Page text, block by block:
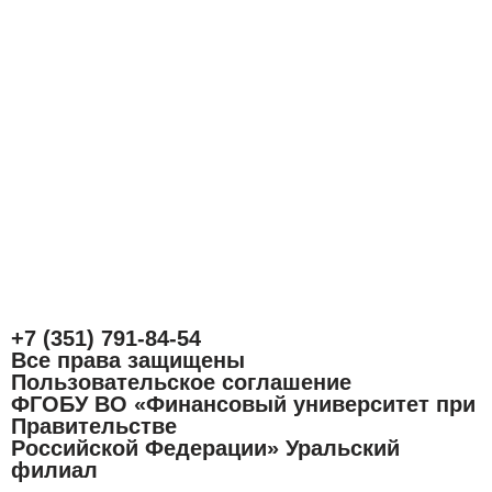
+7 (351) 791-84-54
Все права защищены
Пользовательское соглашение
ФГОБУ ВО «Финансовый университет при
Правительстве
Российской Федерации» Уральский
филиал